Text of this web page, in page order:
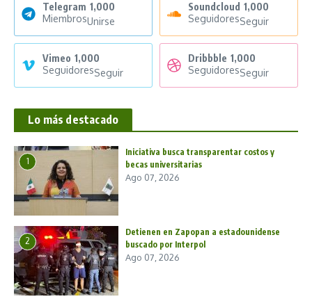
Telegram 1,000
MiembrosUnirse
Soundcloud 1,000
SeguidoresSeguir
Vimeo 1,000
SeguidoresSeguir
Dribbble 1,000
SeguidoresSeguir
Lo más destacado
1
Iniciativa busca transparentar costos y
becas universitarias
Ago 07, 2026
2
Detienen en Zapopan a estadounidense
buscado por Interpol
Ago 07, 2026